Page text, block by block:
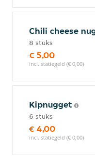
Chili cheese
8 stuks
€ 5,00
incl. statiegeld (€ 0,00)
Kipnugget
6 stuks
€ 4,00
incl. statiegeld (€ 0,00)